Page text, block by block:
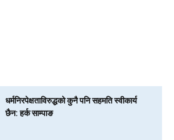
धर्मनिरपेक्षताविरुद्धको कुनै पनि सहमति स्वीकार्य
छैन: हर्क साम्पाङ